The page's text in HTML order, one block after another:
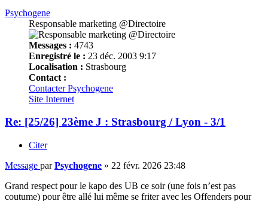
Psychogene
Responsable marketing @Directoire
Messages : 4743
Enregistré le : 23 déc. 2003 9:17
Localisation : Strasbourg
Contact :
Contacter Psychogene
Site Internet
Re: [25/26] 23ème J : Strasbourg / Lyon - 3/1
Citer
Message parPsychogene » 22 févr. 2026 23:48
Grand respect pour le kapo des UB ce soir (une fois n’est pas
coutume) pour être allé lui même se friter avec les Offenders pour